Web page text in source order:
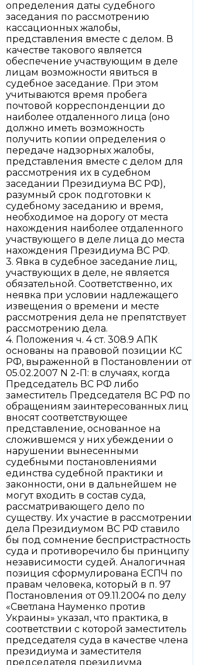
определения даты судебного
заседания по рассмотрению
кассационных жалобы,
представления вместе с делом. В
качестве такового является
обеспечение участвующим в деле
лицам возможности явиться в
судебное заседание. При этом
учитываются время пробега
почтовой корреспонденции до
наиболее отдаленного лица (оно
должно иметь возможность
получить копии определения о
передаче надзорных жалобы,
представления вместе с делом для
рассмотрения их в судебном
заседании Президиума ВС РФ),
разумный срок подготовки к
судебному заседанию и время,
необходимое на дорогу от места
нахождения наиболее отдаленного
участвующего в деле лица до места
нахождения Президиума ВС РФ.
3. Явка в судебное заседание лиц,
участвующих в деле, не является
обязательной. Соответственно, их
неявка при условии надлежащего
извещения о времени и месте
рассмотрения дела не препятствует
рассмотрению дела.
4. Положения ч. 4 ст. 308.9 АПК
основаны на правовой позиции КС
РФ, выраженной в Постановлении от
05.02.2007 N 2-П: в случаях, когда
Председатель ВС РФ либо
заместитель Председателя ВС РФ по
обращениям заинтересованных лиц
вносят соответствующее
представление, основанное на
сложившемся у них убеждении о
нарушении вынесенными
судебными постановлениями
единства судебной практики и
законности, они в дальнейшем не
могут входить в состав суда,
рассматривающего дело по
существу. Их участие в рассмотрении
дела Президиумом ВС РФ ставило
бы под сомнение беспристрастность
суда и противоречило бы принципу
независимости судей. Аналогичная
позиция сформулирована ЕСПЧ по
правам человека, который в п. 97
Постановления от 09.11.2004 по делу
«Светлана Науменко против
Украины» указал, что практика, в
соответствии с которой заместитель
председателя суда в качестве члена
президиума и заместителя
председателя президиума